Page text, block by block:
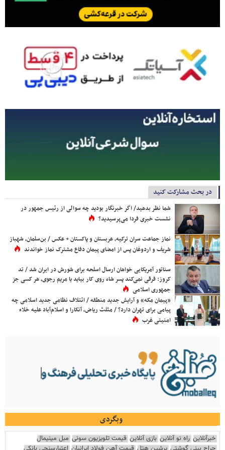
در بحث مشارکت کنید
شما نظر بدهید/ اگر خبرنگار بودید چه سوالی از رئیس جمهور در
نشست خبری فردا می‌پرسیدید؟
نماز جماعت سران ترکیه، عربستان و پاکستان + عکس / بن‌سلمان، شهباز
شریف و اردوغان پس از امضای پیمان دفاع مشترک نماز خواندند
سناتور آمریکایی خواهان ارسال اسلحه برای شورش در ایران شد / تد
کروز: فرقی نمی‌کند پسر شاه روی کار بیاید یا مریم رجوی، هر کسی جز
جمهوری اسلامی
«پیمان مکه» و آرایش جدید منطقه / ائتلاف نظامی جدید اسلامی چه
پیامی برای تهران دارد؟ / مثلث ریاض، آنکارا و اسلام‌آباد علیه خلاء
امنیتی غرب
وبگردی
خبرآنلاین راه نو آنلاین بازی آنلاین قیمت تلویزیون سونی مبل مینیمال